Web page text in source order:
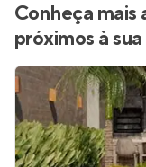
Conheça mais
próximos à